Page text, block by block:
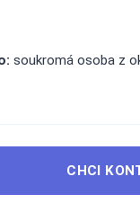
soukromá osoba z
CHCI